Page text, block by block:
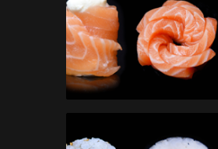
AGREGAR AL CARRITO